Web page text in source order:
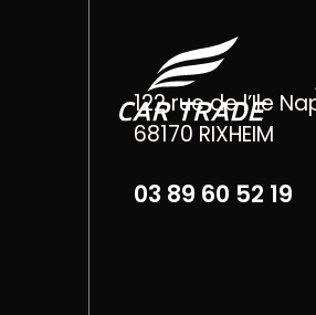
122 rue de l’Ile
68170 RIXHEIM
03 89 60 52 19